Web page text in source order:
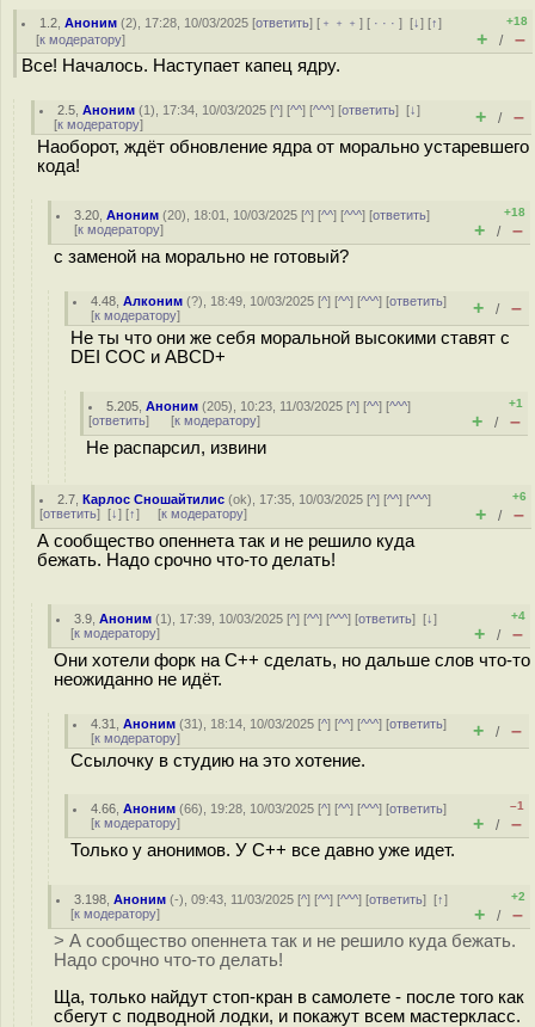
1.2 ,Аноним (2), 17:28, 10/03/2025 [ответить] [ ﹢﹢﹢] [ · · ·][↓] [↑]
[к модератору]
+18
+ / –
Все! Началось. Наступает капец ядру.
2.5 ,Аноним (1), 17:34, 10/03/2025 [^] [^^] [^^^] [ответить][↓]
[к модератору] + / –
Наоборот, ждёт обновление ядра от морально устаревшего
кода!
3.20 ,Аноним (20), 18:01, 10/03/2025 [^] [^^] [^^^] [ответить]
[к модератору]
+18
+ / –
с заменой на морально не готовый?
4.48 ,Алконим (?), 18:49, 10/03/2025 [^] [^^] [^^^] [ответить]
[к модератору] + / –
Не ты что они же себя моральной высокими ставят с
DEI COC и ABCD+
5.205 ,Аноним (205), 10:23, 11/03/2025 [^] [^^] [^^^]
[ответить] [к модератору]
+1
+ / –
Не распарсил, извини
2.7 ,Карлос Сношайтилис (ok), 17:35, 10/03/2025 [^] [^^] [^^^]
[ответить] [↓] [↑] [к модератору]
+6
+ / –
А сообщество опеннета так и не решило куда
бежать. Надо срочно что-то делать!
3.9 ,Аноним (1), 17:39, 10/03/2025 [^] [^^] [^^^] [ответить][↓]
[к модератору]
+4
+ / –
Они хотели форк на С++ сделать, но дальше слов что-то
неожиданно не идёт.
4.31 ,Аноним (31), 18:14, 10/03/2025 [^] [^^] [^^^] [ответить]
[к модератору] + / –
Ссылочку в студию на это хотение.
4.66 ,Аноним (66), 19:28, 10/03/2025 [^] [^^] [^^^] [ответить]
[к модератору]
–1
+ / –
Только у анонимов. У С++ все давно уже идет.
3.198 ,Аноним (-), 09:43, 11/03/2025 [^] [^^] [^^^] [ответить][↑]
[к модератору]
+2
+ / –
> А сообщество опеннета так и не решило куда бежать.
Надо срочно что-то делать!
Ща, только найдут стоп-кран в самолете - после того как
сбегут с подводной лодки, и покажут всем мастеркласс.